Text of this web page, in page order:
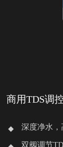
商用TDS调
深度净水，
双阀调节